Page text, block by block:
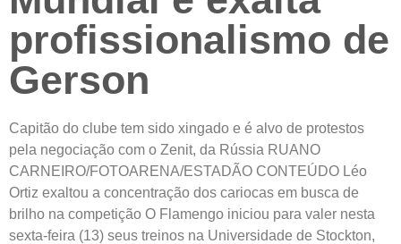
profissionalismo de
Gerson
Capitão do clube tem sido xingado e é alvo de protestos
pela negociação com o Zenit, da Rússia RUANO
CARNEIRO/FOTOARENA/ESTADÃO CONTEÚDO Léo
Ortiz exaltou a concentração dos cariocas em busca de
brilho na competição O Flamengo iniciou para valer nesta
sexta-feira (13) seus treinos na Universidade de Stockton,